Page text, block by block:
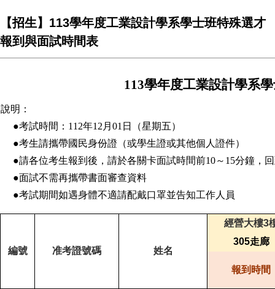
【招生】113學年度工業設計學系學士班特殊選才
報到與面試時間表
113學年度工業設計學系
說明：
●考試時間：112年12月01日（星期五）
●考生請攜帶國民身份證（或學生證或其他個人證件）
●請各位考生報到後，請於各關卡面試時間前10～15分鐘，
●面試不需再攜帶書面審查資料
●考試期間如遇身體不適請配戴口罩並告知工作人員
編號 准考證號碼 姓名
經營大樓3
305走廊
報到時間